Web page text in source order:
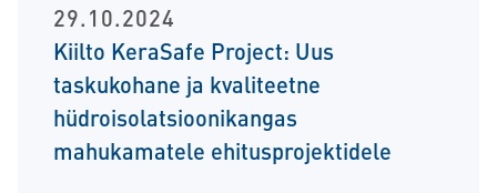
29.10.2024
Kiilto KeraSafe Project: Uus
taskukohane ja kvaliteetne
hüdroisolatsioonikangas
mahukamatele ehitusprojektidele